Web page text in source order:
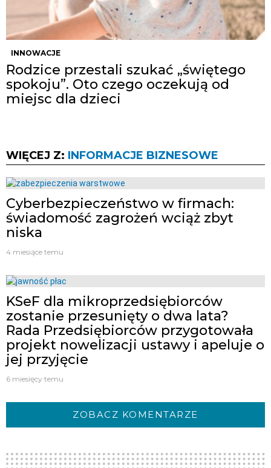
INNOWACJE
Rodzice przestali szukać „świętego
spokoju”. Oto czego oczekują od
miejsc dla dzieci
WIĘCEJ Z: INFORMACJE BIZNESOWE
Cyberbezpieczeństwo w firmach:
świadomość zagrożeń wciąż zbyt
niska
4 miesiące temu
KSeF dla mikroprzedsiębiorców
zostanie przesunięty o dwa lata?
Rada Przedsiębiorców przygotowała
projekt nowelizacji ustawy i apeluje o
jej przyjęcie
6 miesięcy temu
ZOBACZ KOMENTARZE